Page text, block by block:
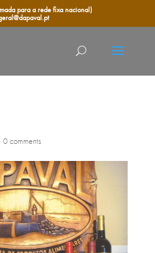
para a rede fixa nacional)
0 comments